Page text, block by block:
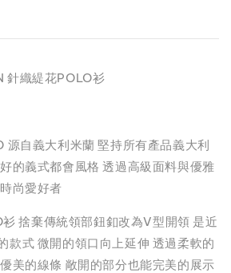
針織緹花POLO衫
源自義大利米蘭 堅持所有產品義大利
的義式都會風格 透過高級面料與優雅
尚愛好者
捨棄傳統領部鈕釦改為V型開領 是近
款式 微開的領口向上延伸 透過柔軟的
美的線條 敞開的部分也能完美的展示